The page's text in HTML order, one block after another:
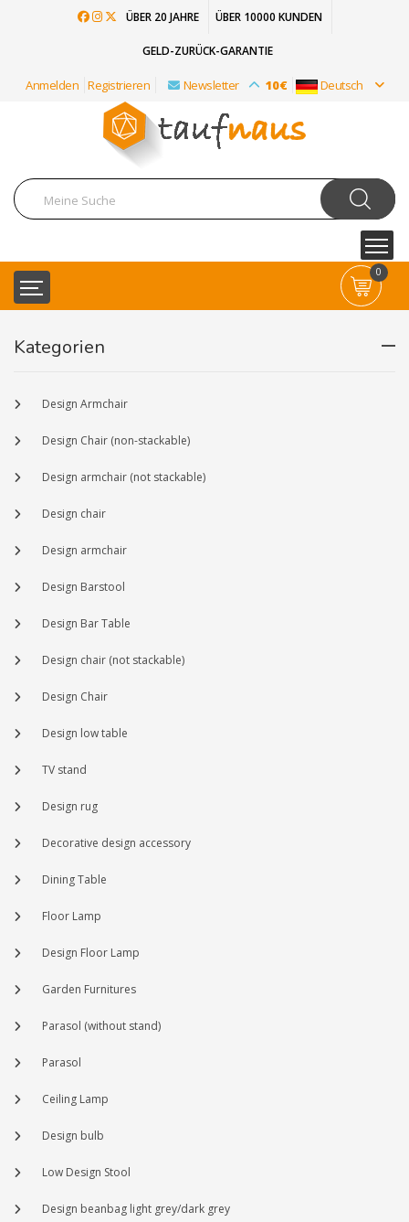
ÜBER 20 JAHRE ÜBER 10000 KUNDEN
GELD-ZURÜCK-GARANTIE
Anmelden Registrieren Newsletter 10€ Deutsch
0
Kategorien
Design Armchair
Design Chair (non-stackable)
Design armchair (not stackable)
Design chair
Design armchair
Design Barstool
Design Bar Table
Design chair (not stackable)
Design Chair
Design low table
TV stand
Design rug
Decorative design accessory
Dining Table
Floor Lamp
Design Floor Lamp
Garden Furnitures
Parasol (without stand)
Parasol
Ceiling Lamp
Design bulb
Low Design Stool
Design beanbag light grey/dark grey